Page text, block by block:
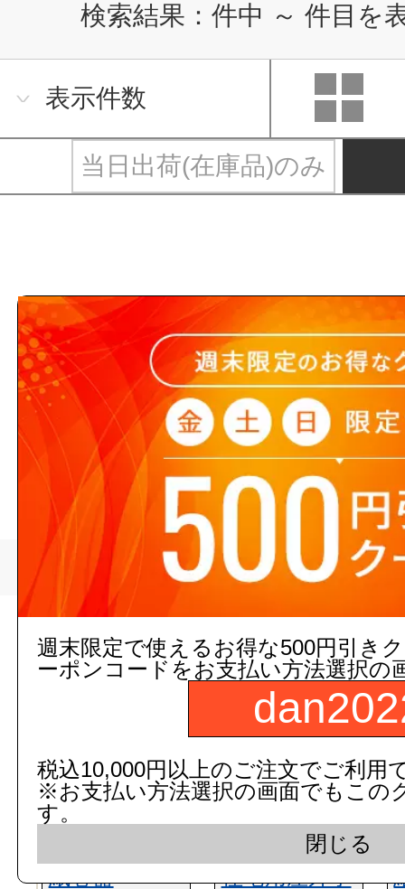
検索結果： 件中 ～ 件目を
表示件数
当日出荷(在庫品)のみ
ミツトヨ
トップページ > ミツトヨ
現在の店舗受注状
紙巻器 住宅用屋外手
週末限定で使えるお得な500円引き
ーポンコードをお支払い方法選択の
税込10,000円以上のご注文でご利用
※お支払い方法選択の画面でもこの
す。
閉じる